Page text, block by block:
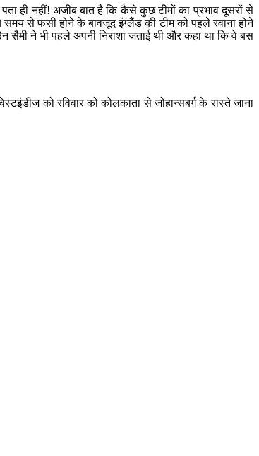
ही नहीं! अजीब बात है कि कैसे कुछ टीमों का प्रभाव दूसरों से
समय से फंसी होने के बावजूद इंग्लैंड की टीम को पहले रवाना होने
सैमी ने भी पहले अपनी निराशा जताई थी और कहा था कि वे बस
को रविवार को कोलकाता से जोहान्सबर्ग के रास्ते जाना